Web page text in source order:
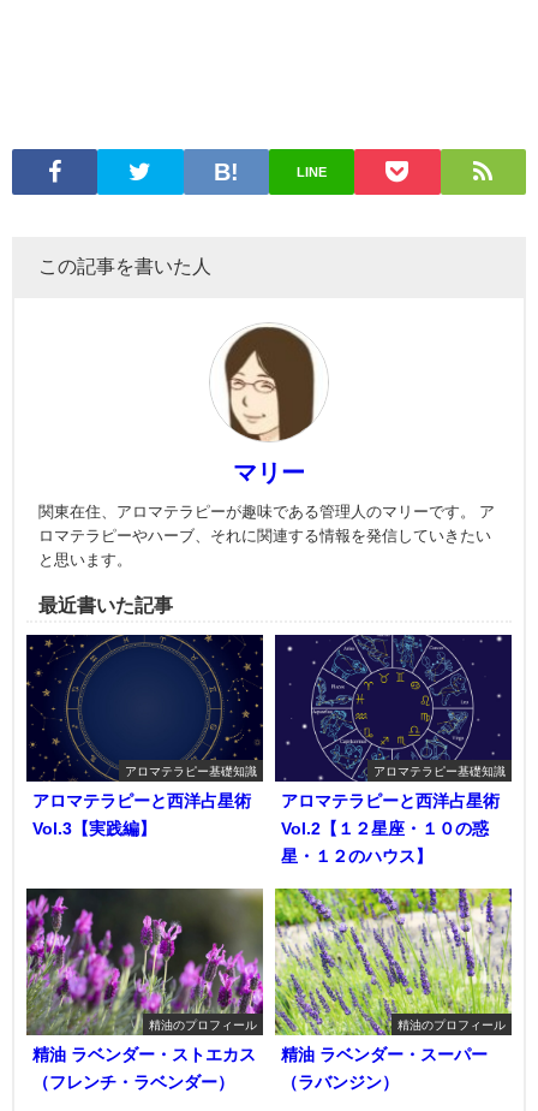
LINE
この記事を書いた人
マリー
関東在住、アロマテラピーが趣味である管理人のマリーです。 ア
ロマテラピーやハーブ、それに関連する情報を発信していきたい
と思います。
最近書いた記事
アロマテラピー基礎知識
アロマテラピーと西洋占星術
Vol.3【実践編】
アロマテラピー基礎知識
アロマテラピーと西洋占星術
Vol.2【１２星座・１０の惑
星・１２のハウス】
精油のプロフィール
精油 ラベンダー・ストエカス
（フレンチ・ラベンダー）
精油のプロフィール
精油 ラベンダー・スーパー
（ラバンジン）